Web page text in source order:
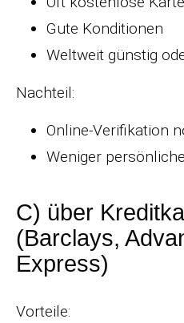
Gute Konditionen
Weltweit günstig
Nachteil:
Online-Verifikation
Weniger
C) über
(Barclays,
Express)
Vorteile: